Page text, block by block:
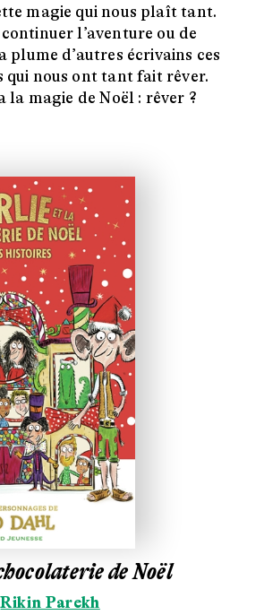
de Noël
Rikin Parekh
magie qui nous plaît tant.
l’aventure ou de
plume d’autres écrivains ces
qui nous ont tant fait rêver.
la magie de Noël : rêver ?